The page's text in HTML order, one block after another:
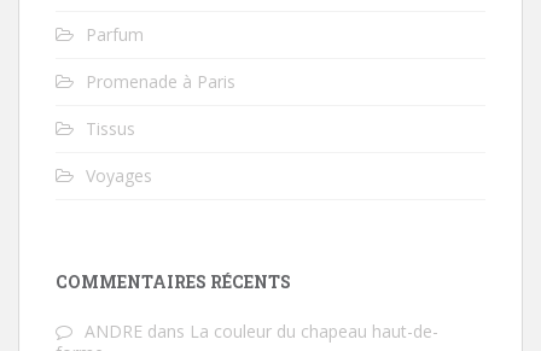
Parfum
Promenade à Paris
Tissus
Voyages
COMMENTAIRES RÉCENTS
ANDRE dans La couleur du chapeau haut-de-